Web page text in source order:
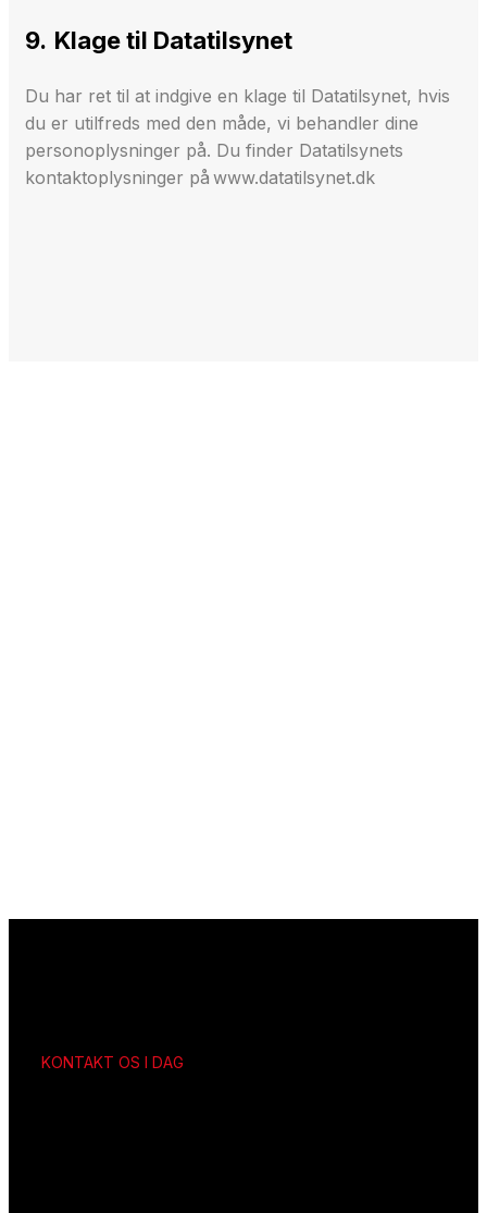
9. Klage til Datatilsynet
Du har ret til at indgive en klage til Datatilsynet, hvis
du er utilfreds med den måde, vi behandler dine
personoplysninger på. Du finder Datatilsynets
kontaktoplysninger på www.datatilsynet.dk
KONTAKT OS I DAG